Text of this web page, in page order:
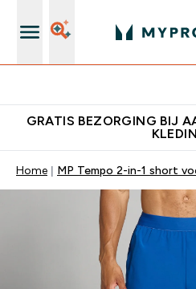
GRATIS BEZORGING BIJ
Home MP Tempo 2-in-1 short